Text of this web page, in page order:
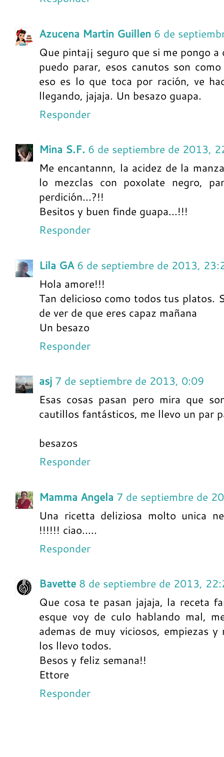
Azucena Martin Guillen 6 de
Que pinta¡¡ seguro que si me pongo
puedo parar, esos canutos son
eso es lo que toca por ración, ve
llegando, jajaja. Un besazo guapa.
Responder
Mina S.F. 6 de septiembre de 2013,
Me encantannn, la acidez de la
lo mezclas con poxolate negro,
perdición...?!!
Besitos y buen finde guapa...!!!
Responder
Lila GA 6 de septiembre de 2013,
Hola amore!!!
Tan delicioso como todos tus platos.
de ver de que eres capaz mañana
Un besazo
Responder
asj 7 de septiembre de 2013, 0:09
Esas cosas pasan pero mira que
cautillos fantásticos, me llevo un par
besazos
Responder
Mamma Angela 7 de septiembre de
Una ricetta deliziosa molto unica
!!!!!! ciao.....
Responder
Bavette 8 de septiembre de 2013,
Que cosa te pasan jajaja, la receta
esque voy de culo hablando mal,
ademas de muy viciosos, empiezas
los llevo todos.
Besos y feliz semana!!
Ettore
Responder